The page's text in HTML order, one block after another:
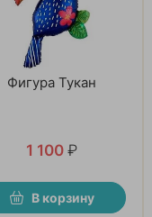
Фигура Тукан
1 100 ₽
В корзину